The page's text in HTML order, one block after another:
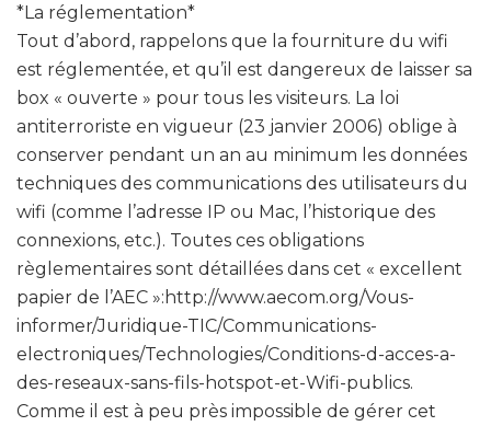
*La réglementation*
Tout d’abord, rappelons que la fourniture du wifi
est réglementée, et qu’il est dangereux de laisser sa
box « ouverte » pour tous les visiteurs. La loi
antiterroriste en vigueur (23 janvier 2006) oblige à
conserver pendant un an au minimum les données
techniques des communications des utilisateurs du
wifi (comme l’adresse IP ou Mac, l’historique des
connexions, etc.). Toutes ces obligations
règlementaires sont détaillées dans cet « excellent
papier de l’AEC »:http://www.aecom.org/Vous-
informer/Juridique-TIC/Communications-
electroniques/Technologies/Conditions-d-acces-a-
des-reseaux-sans-fils-hotspot-et-Wifi-publics.
Comme il est à peu près impossible de gérer cet